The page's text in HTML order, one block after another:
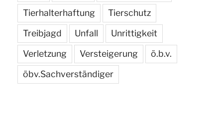
Tierhalterhaftung
Tierschutz
Treibjagd
Unfall
Unrittigkeit
Verletzung
Versteigerung
ö.b.v.
öbv.Sachverständiger